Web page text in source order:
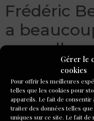
Gérer le
cookies
Pour offrir les meilleures
telles que les cookies pour
appareils. Le fait de
traiter des données telles
uniques sur ce site. Le fait
Frédéric
a
nouvelles,